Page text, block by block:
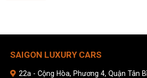
SAIGON LUXURY CARS
22a - Cộng Hòa, Phương 4, Quận Tân